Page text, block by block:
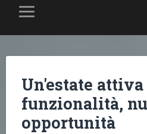
Un'estate attiva
funzionalità,
opportunità